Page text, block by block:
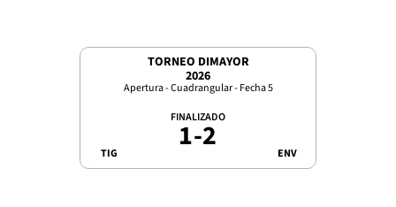
TORNEO DIMAYOR
2026
Apertura - Cuadrangular - Fecha 5
TIG
FINALIZADO
1-2 ENV